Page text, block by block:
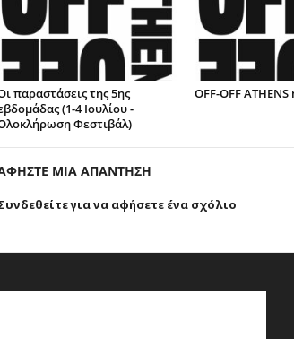
παραστάσεις της 5ης
(1-4 Ιουλίου -
Φεστιβάλ)
OFF-OFF ATHENS
ΜΙΑ ΑΠΑΝΤΗΣΗ
για να αφήσετε ένα σχόλιο